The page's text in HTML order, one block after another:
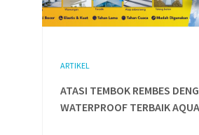
ARTIKEL
ATASI TEMBOK REMBES
WATERPROOF TERBAIK